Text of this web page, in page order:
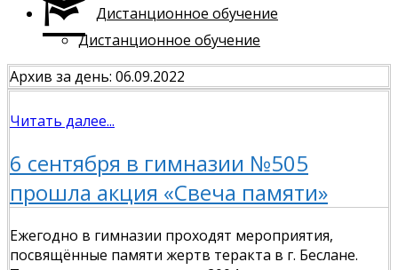
Дистанционное обучение
Дистанционное обучение
Архив за день: 06.09.2022
Читать далее...
6 сентября в гимназии №505
прошла акция «Свеча памяти»
Ежегодно в гимназии проходят мероприятия,
посвящённые памяти жертв теракта в г. Беслане.